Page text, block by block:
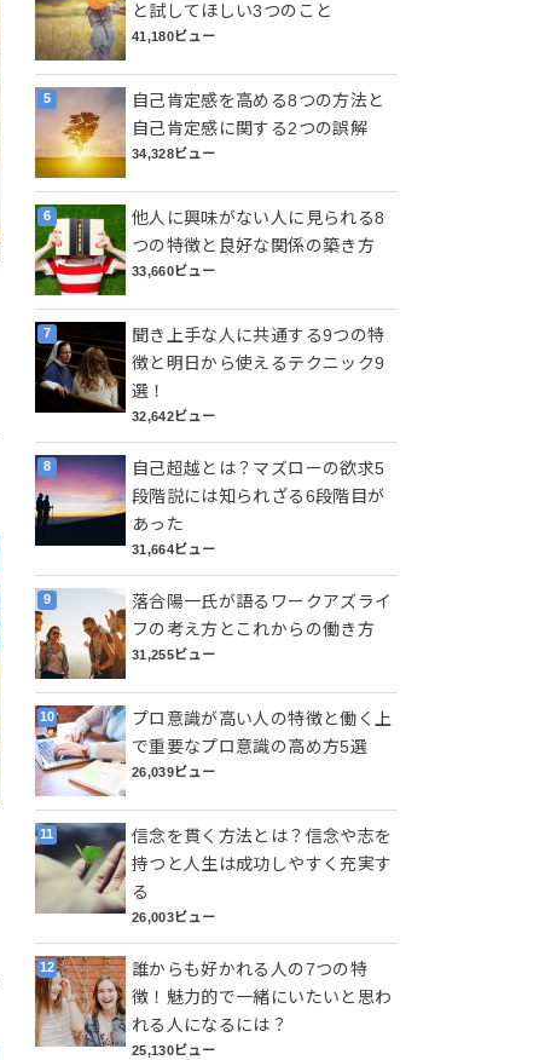
と試してほしい3つのこと
41,180ビュー
自己肯定感を高める8つの方法と
自己肯定感に関する2つの誤解
34,328ビュー
他人に興味がない人に見られる8
つの特徴と良好な関係の築き方
33,660ビュー
聞き上手な人に共通する9つの特
徴と明日から使えるテクニック9
選！
32,642ビュー
自己超越とは？マズローの欲求5
段階説には知られざる6段階目が
あった
31,664ビュー
落合陽一氏が語るワークアズライ
フの考え方とこれからの働き方
31,255ビュー
プロ意識が高い人の特徴と働く上
で重要なプロ意識の高め方5選
26,039ビュー
信念を貫く方法とは？信念や志を
持つと人生は成功しやすく充実す
る
26,003ビュー
誰からも好かれる人の7つの特
徴！魅力的で一緒にいたいと思わ
れる人になるには？
25,130ビュー